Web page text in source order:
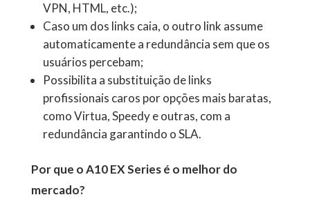
VPN, HTML, etc.);
Caso um dos links caia, o outro link assume
automaticamente a redundância sem que os
usuários percebam;
Possibilita a substituição de links
profissionais caros por opções mais baratas,
como Virtua, Speedy e outras, com a
redundância garantindo o SLA.
Por que o A10 EX Series é o melhor do
mercado?